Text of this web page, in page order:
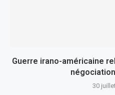
Guerre irano-américaine
30